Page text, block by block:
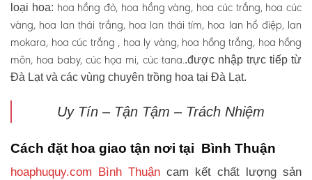
loại hoa: hoa hồng đỏ, hoa hồng vàng, hoa cúc trắng, hoa cúc
vàng, hoa lan thái trắng, hoa lan thái tím, hoa lan hồ điệp, lan
mokara, hoa cúc trắng , hoa ly vàng, hoa hồng trắng, hoa hồng
môn, hoa baby, cúc họa mi, cúc tana..được nhập trực tiếp từ
Đà Lạt và các vùng chuyên trồng hoa tại Đà Lạt.
Uy Tín – Tận Tậm – Trách Nhiệm
Cách đặt hoa giao tận nơi tại Bình Thuận
hoaphuquy.com Bình Thuận cam kết chất lượng sản